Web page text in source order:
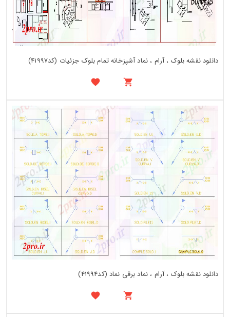
دانلود نقشه بلوک ، آرام ، نماد آشپزخانه تمام بلوک جزئیات (کد41997)
دانلود نقشه بلوک ، آرام ، نماد برقی نماد (کد41994)